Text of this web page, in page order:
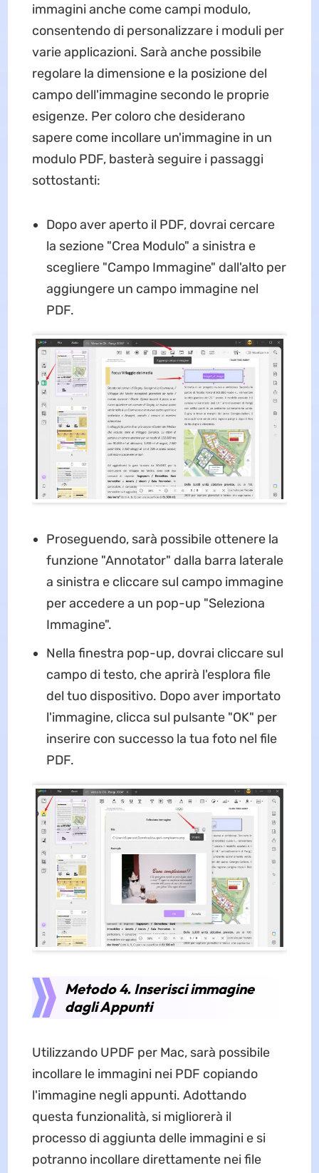
immagini anche come campi modulo,
consentendo di personalizzare i moduli per
varie applicazioni. Sarà anche possibile
regolare la dimensione e la posizione del
campo dell'immagine secondo le proprie
esigenze. Per coloro che desiderano
sapere come incollare un'immagine in un
modulo PDF, basterà seguire i passaggi
sottostanti:
Dopo aver aperto il PDF, dovrai cercare
la sezione "Crea Modulo" a sinistra e
scegliere "Campo Immagine" dall'alto per
aggiungere un campo immagine nel
PDF.
Proseguendo, sarà possibile ottenere la
funzione "Annotator" dalla barra laterale
a sinistra e cliccare sul campo immagine
per accedere a un pop-up "Seleziona
Immagine".
Nella finestra pop-up, dovrai cliccare sul
campo di testo, che aprirà l'esplora file
del tuo dispositivo. Dopo aver importato
l'immagine, clicca sul pulsante "OK" per
inserire con successo la tua foto nel file
PDF.
Metodo 4. Inserisci immagine
dagli Appunti
Utilizzando UPDF per Mac, sarà possibile
incollare le immagini nei PDF copiando
l'immagine negli appunti. Adottando
questa funzionalità, si migliorerà il
processo di aggiunta delle immagini e si
potranno incollare direttamente nei file